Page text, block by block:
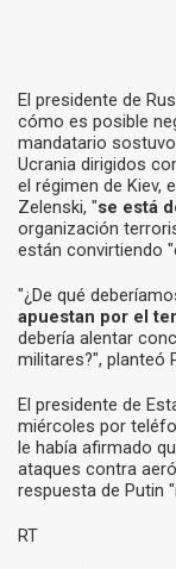
El presidente de
cómo es posible
mandatario
Ucrania dirigidos
el régimen de Kiev,
Zelenski, "se está
organización
están convirtiendo
"¿De qué
apuestan por el
debería alentar
militares?", planteó
El presidente de
miércoles por
le había afirmado
ataques contra
respuesta de Putin
RT